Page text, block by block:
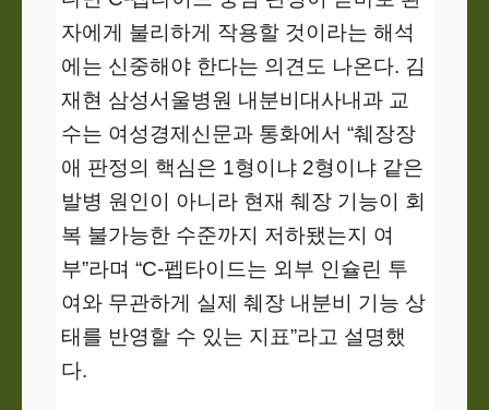
자에게 불리하게 작용할 것이라는 해석
에는 신중해야 한다는 의견도 나온다. 김
재현 삼성서울병원 내분비대사내과 교
수는 여성경제신문과 통화에서 “췌장장
애 판정의 핵심은 1형이냐 2형이냐 같은
발병 원인이 아니라 현재 췌장 기능이 회
복 불가능한 수준까지 저하됐는지 여
부”라며 “C-펩타이드는 외부 인슐린 투
여와 무관하게 실제 췌장 내분비 기능 상
태를 반영할 수 있는 지표”라고 설명했
다.